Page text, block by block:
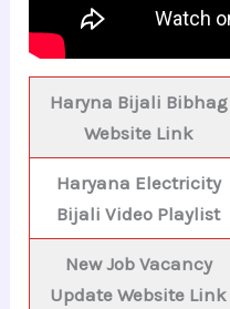
Haryna Bijali Bibhag
Website Link
Haryana Electricity
Bijali Video Playlist
New Job Vacancy
Update Website Link